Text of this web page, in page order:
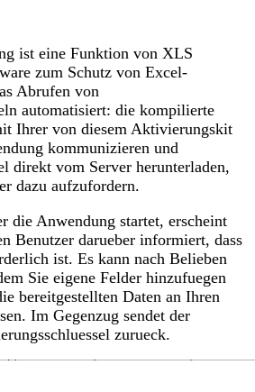
ist eine Funktion von XLS
zum Schutz von Excel-
Abrufen von
automatisiert: die kompilierte
Ihrer von diesem Aktivierungskit
kommunizieren und
direkt vom Server herunterladen,
dazu aufzufordern.
die Anwendung startet, erscheint
Benutzer darueber informiert, dass
ist. Es kann nach Belieben
Sie eigene Felder hinzufuegen
bereitgestellten Daten an Ihren
Im Gegenzug sendet der
zurueck.